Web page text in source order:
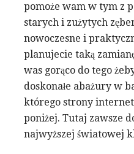
pomoże wam w tym z
starych i zużytych
nowoczesne i
planujecie taką
was gorąco do tego
doskonałe abażury w
którego strony
poniżej. Tutaj zawsze
najwyższej światowej